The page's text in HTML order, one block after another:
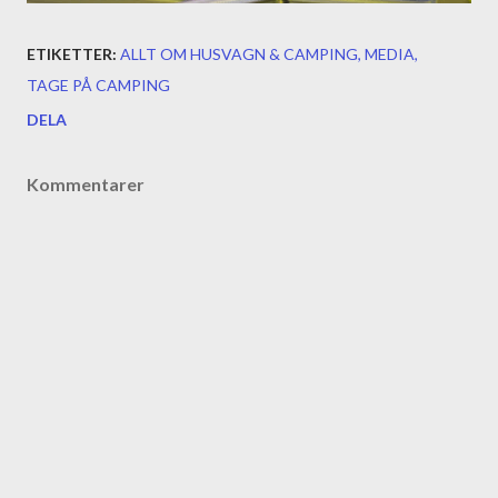
ETIKETTER: ALLT OM HUSVAGN & CAMPING MEDIA
TAGE PÅ CAMPING
DELA
Kommentarer